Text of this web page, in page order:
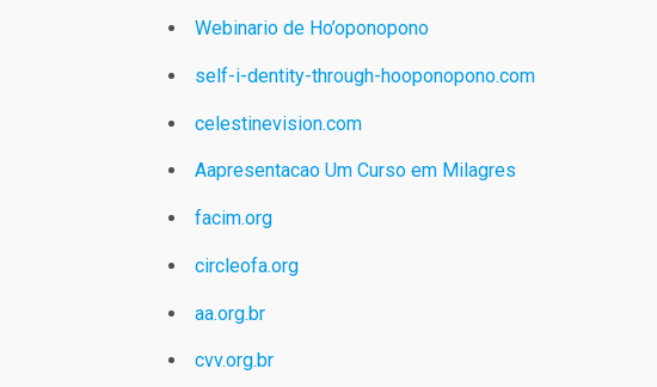
Webinario de Ho’oponopono
self-i-dentity-through-hooponopono.com
celestinevision.com
Aapresentacao Um Curso em Milagres
facim.org
circleofa.org
aa.org.br
cvv.org.br